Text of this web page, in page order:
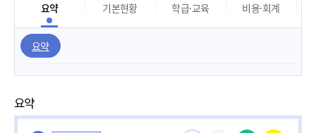
요약 기본현황 학급·교육 비용·회계
요약
요약